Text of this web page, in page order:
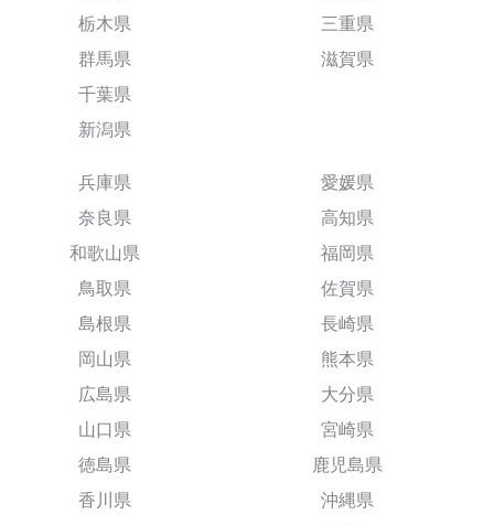
栃木県
群馬県
千葉県
新潟県
三重県
滋賀県
兵庫県
奈良県
和歌山県
鳥取県
島根県
岡山県
広島県
山口県
徳島県
香川県
愛媛県
高知県
福岡県
佐賀県
長崎県
熊本県
大分県
宮崎県
鹿児島県
沖縄県